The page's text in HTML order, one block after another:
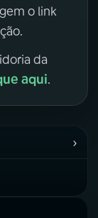
o link
da
aqui.
›